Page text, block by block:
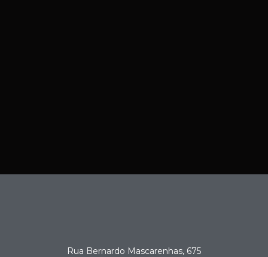
Rua Bernardo Mascarenhas, 675